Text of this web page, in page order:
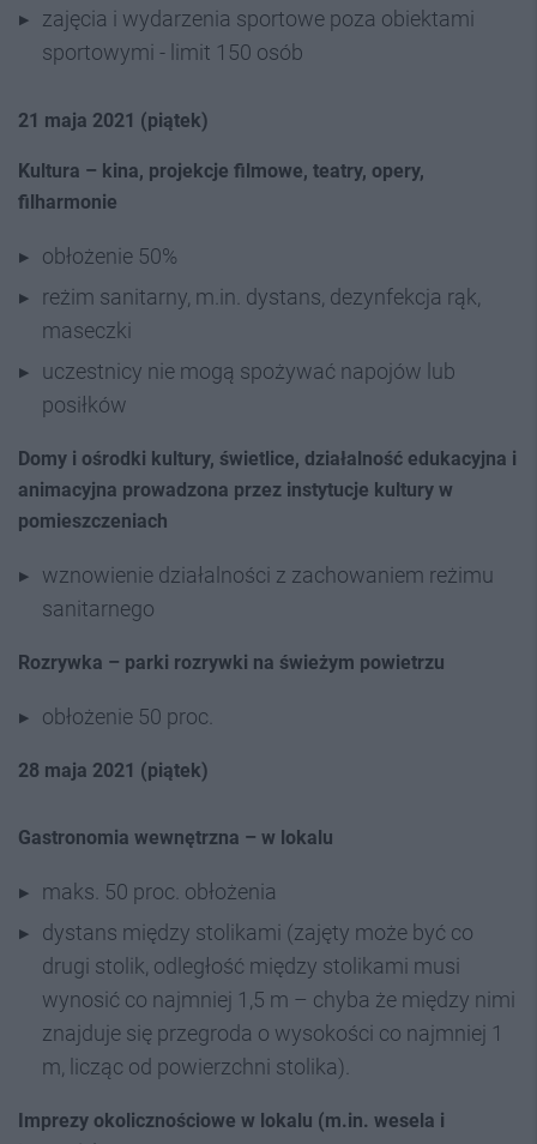
zajęcia i wydarzenia sportowe poza obiektami
sportowymi - limit 150 osób
21 maja 2021 (piątek)
Kultura – kina, projekcje filmowe, teatry, opery,
filharmonie
obłożenie 50%
reżim sanitarny, m.in. dystans, dezynfekcja rąk,
maseczki
uczestnicy nie mogą spożywać napojów lub
posiłków
Domy i ośrodki kultury, świetlice, działalność edukacyjna i
animacyjna prowadzona przez instytucje kultury w
pomieszczeniach
wznowienie działalności z zachowaniem reżimu
sanitarnego
Rozrywka – parki rozrywki na świeżym powietrzu
obłożenie 50 proc.
28 maja 2021 (piątek)
Gastronomia wewnętrzna – w lokalu
maks. 50 proc. obłożenia
dystans między stolikami (zajęty może być co
drugi stolik, odległość między stolikami musi
wynosić co najmniej 1,5 m – chyba że między nimi
znajduje się przegroda o wysokości co najmniej 1
m, licząc od powierzchni stolika).
Imprezy okolicznościowe w lokalu (m.in. wesela i